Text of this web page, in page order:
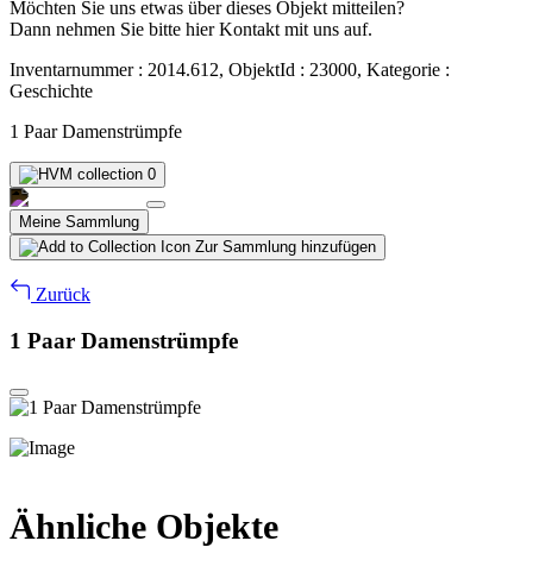
Möchten Sie uns etwas über dieses Objekt mitteilen?
Dann nehmen Sie bitte hier Kontakt mit uns auf.
Inventarnummer : 2014.612, ObjektId : 23000, Kategorie :
Geschichte
1 Paar Damenstrümpfe
0
Meine Sammlung
Zur Sammlung hinzufügen
Zurück
1 Paar Damenstrümpfe
Ähnliche Objekte